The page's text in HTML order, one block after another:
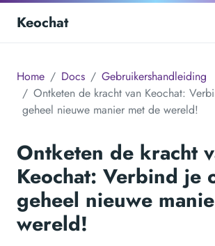
Keochat
Home Docs
Gebruikershandleiding
Ontketen de kracht van Keochat:
geheel nieuwe manier met de wereld!
Ontketen de kracht
Keochat: Verbind je
geheel nieuwe
wereld!